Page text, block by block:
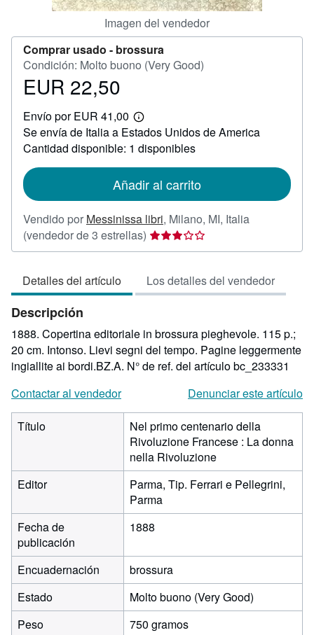
Imagen del vendedor
Comprar usado - brossura
Condición: Molto buono (Very Good)
Precio
22,50
EUR 22,50
Envío por EUR 41,00
Más
información
sobre
las
envío
Se envía de Italia a Estados Unidos de America
Cantidad disponible: 1 disponibles
Añadir al carrito
Vendido por Messinissa libri, Milano, MI, Italia
(vendedor de 3 estrellas) Calificación
del
3
de
estrellas
Detalles del artículo Los detalles del vendedor
Descripción
1888. Copertina editoriale in brossura pieghevole. 115 p.;
20 cm. Intonso. Lievi segni del tempo. Pagine leggermente
ingiallite ai bordi.BZ.A. N° de ref. del artículo bc_233331
Contactar al vendedor
Denunciar este artículo
Título
Nel primo centenario della
Rivoluzione Francese : La donna
nella Rivoluzione
Editor
Parma, Tip. Ferrari e Pellegrini,
Parma
Fecha de
publicación
1888
Encuadernación
brossura
Estado
Molto buono (Very Good)
Peso
750 gramos